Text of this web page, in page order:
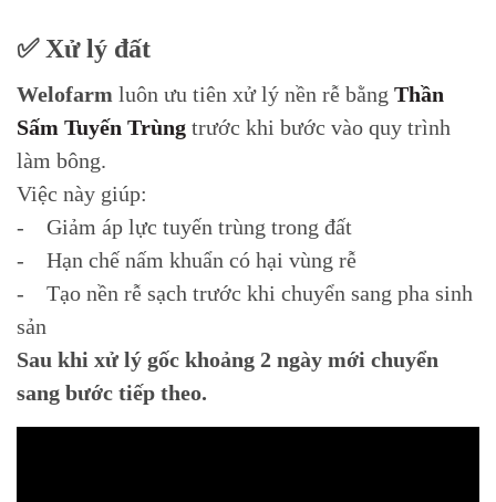
✅ Xử lý đất
Welofarm luôn ưu tiên xử lý nền rễ bằng Thần
Sấm Tuyến Trùng trước khi bước vào quy trình
làm bông.
Việc này giúp:
- Giảm áp lực tuyến trùng trong đất
- Hạn chế nấm khuẩn có hại vùng rễ
- Tạo nền rễ sạch trước khi chuyển sang pha sinh
sản
Sau khi xử lý gốc khoảng 2 ngày mới chuyển
sang bước tiếp theo.